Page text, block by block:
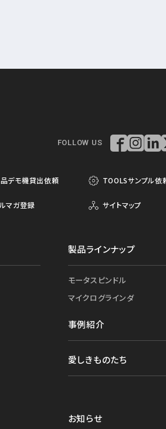
FOLLOW US
デモ機貸出依頼 TOOLSサンプル依
マガ登録 サイトマップ
製品ラインナップ
モータスピンドル
マイクログラインダ
事例紹介
愛しきものたち
お知らせ